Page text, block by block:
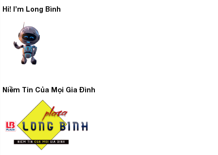
Hi! I’m Long Bình
Niềm Tin Của Mọi Gia Đình